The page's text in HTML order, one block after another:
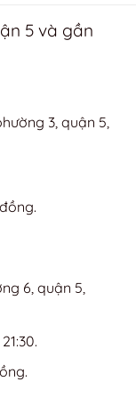
5 và gần
3, quận 5,
6, quận 5,